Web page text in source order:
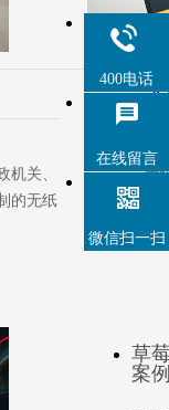
、
的无纸
方
无
化
草
案
400电话
在线留言
微信扫一扫